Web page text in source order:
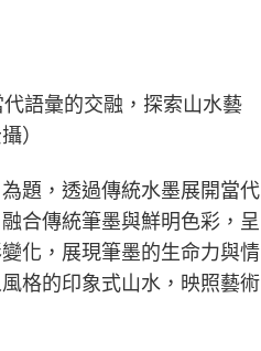
語彙的交融，探索山水藝
）
題，透過傳統水墨展開當代
合傳統筆墨與鮮明色彩，呈
化，展現筆墨的生命力與情
格的印象式山水，映照藝術